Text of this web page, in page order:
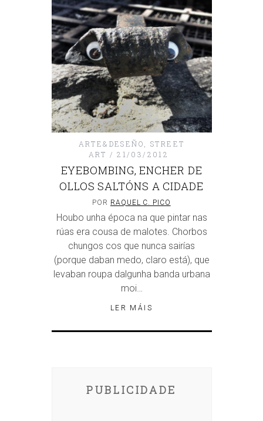
ARTE&DESEÑO
STREET
ART
21/03/2012
EYEBOMBING, ENCHER DE
OLLOS SALTÓNS A CIDADE
POR RAQUEL C. PICO
Houbo unha época na que pintar nas
rúas era cousa de malotes. Chorbos
chungos cos que nunca sairías
(porque daban medo, claro está), que
levaban roupa dalgunha banda urbana
moi…
LER MÁIS
PUBLICIDADE